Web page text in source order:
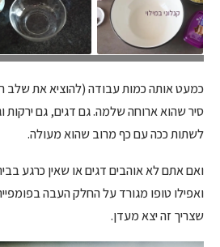
רוטב צ’ילי בשום הוא אחד הדברים
ומחבר אותם יחד וגם מוסיף פיקנטיות
כמעט אותה כמות עבודה (להוציא את שלב
סיר שהוא ארוחה שלמה. גם דגים, גם ירקות
לשתות ככה עם כף מרוב שהוא מעולה.
ואם אתם לא אוהבים דגים או שאין כרגע
ואפילו טופו מגורד על החלק העבה
שצריך זה יצא מעדן.